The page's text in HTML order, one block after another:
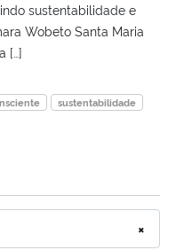
sustentabilidade e
Wobeto Santa Maria
[…]
sustentabilidade
×